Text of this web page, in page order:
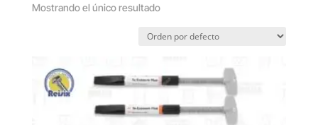
Mostrando el único resultado